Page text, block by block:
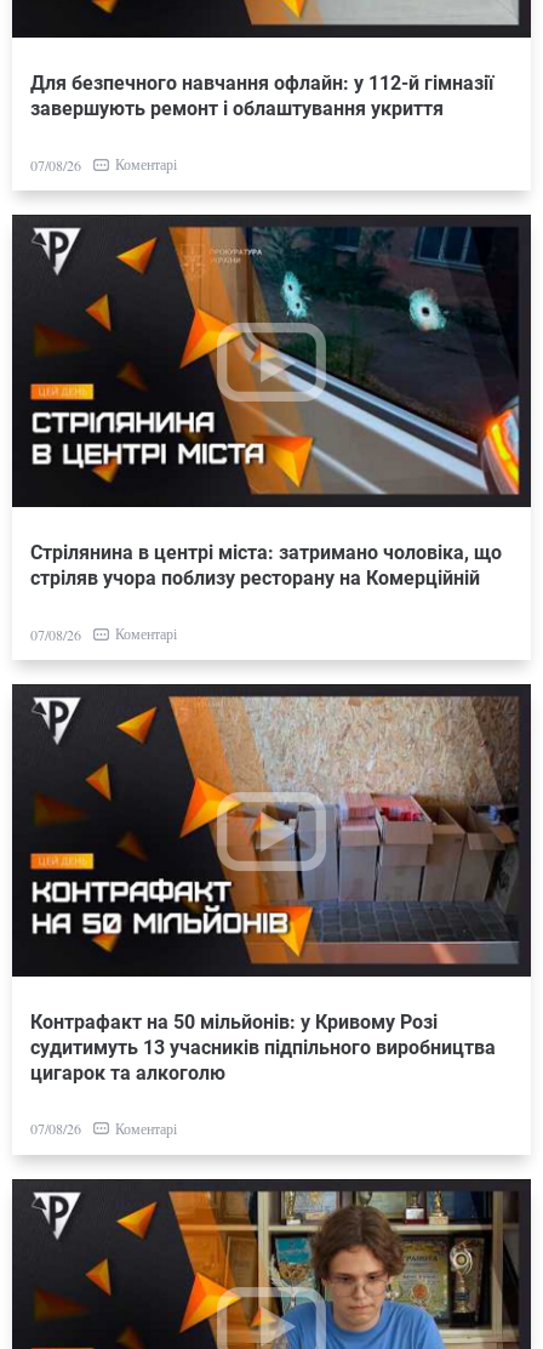
Для безпечного навчання офлайн: у 112-й гімназії
завершують ремонт і облаштування укриття
07/08/26 Коментарі
Стрілянина в центрі міста: затримано чоловіка, що
стріляв учора поблизу ресторану на Комерційній
07/08/26 Коментарі
Контрафакт на 50 мільйонів: у Кривому Розі
судитимуть 13 учасників підпільного виробництва
цигарок та алкоголю
07/08/26 Коментарі